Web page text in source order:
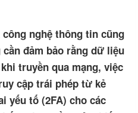
nghệ thông tin cũng
đảm bảo rằng dữ liệu
truyền qua mạng, việc
cập trái phép từ kẻ
yếu tố (2FA) cho các